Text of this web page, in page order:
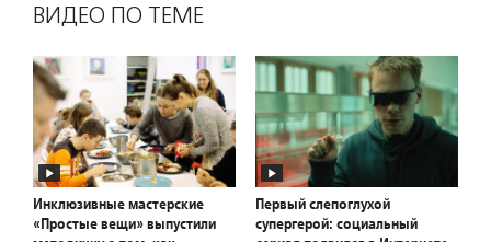
ВИДЕО ПО ТЕМЕ
Инклюзивные мастерские
«Простые вещи» выпустили
Первый слепоглухой
супергерой: социальный